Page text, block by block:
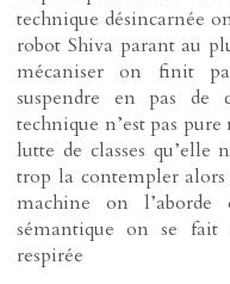
technique désincarnée
robot Shiva parant au
mécaniser on finit
suspendre en pas de
technique n’est pas
lutte de classes qu’elle
trop la contempler
machine on
sémantique on se
respirée